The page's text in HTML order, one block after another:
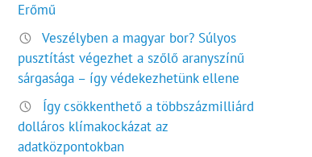
Erőmű
Veszélyben a magyar bor? Súlyos
pusztítást végezhet a szőlő aranyszínű
sárgasága – így védekezhetünk ellene
Így csökkenthető a többszázmilliárd
dolláros klímakockázat az
adatközpontokban